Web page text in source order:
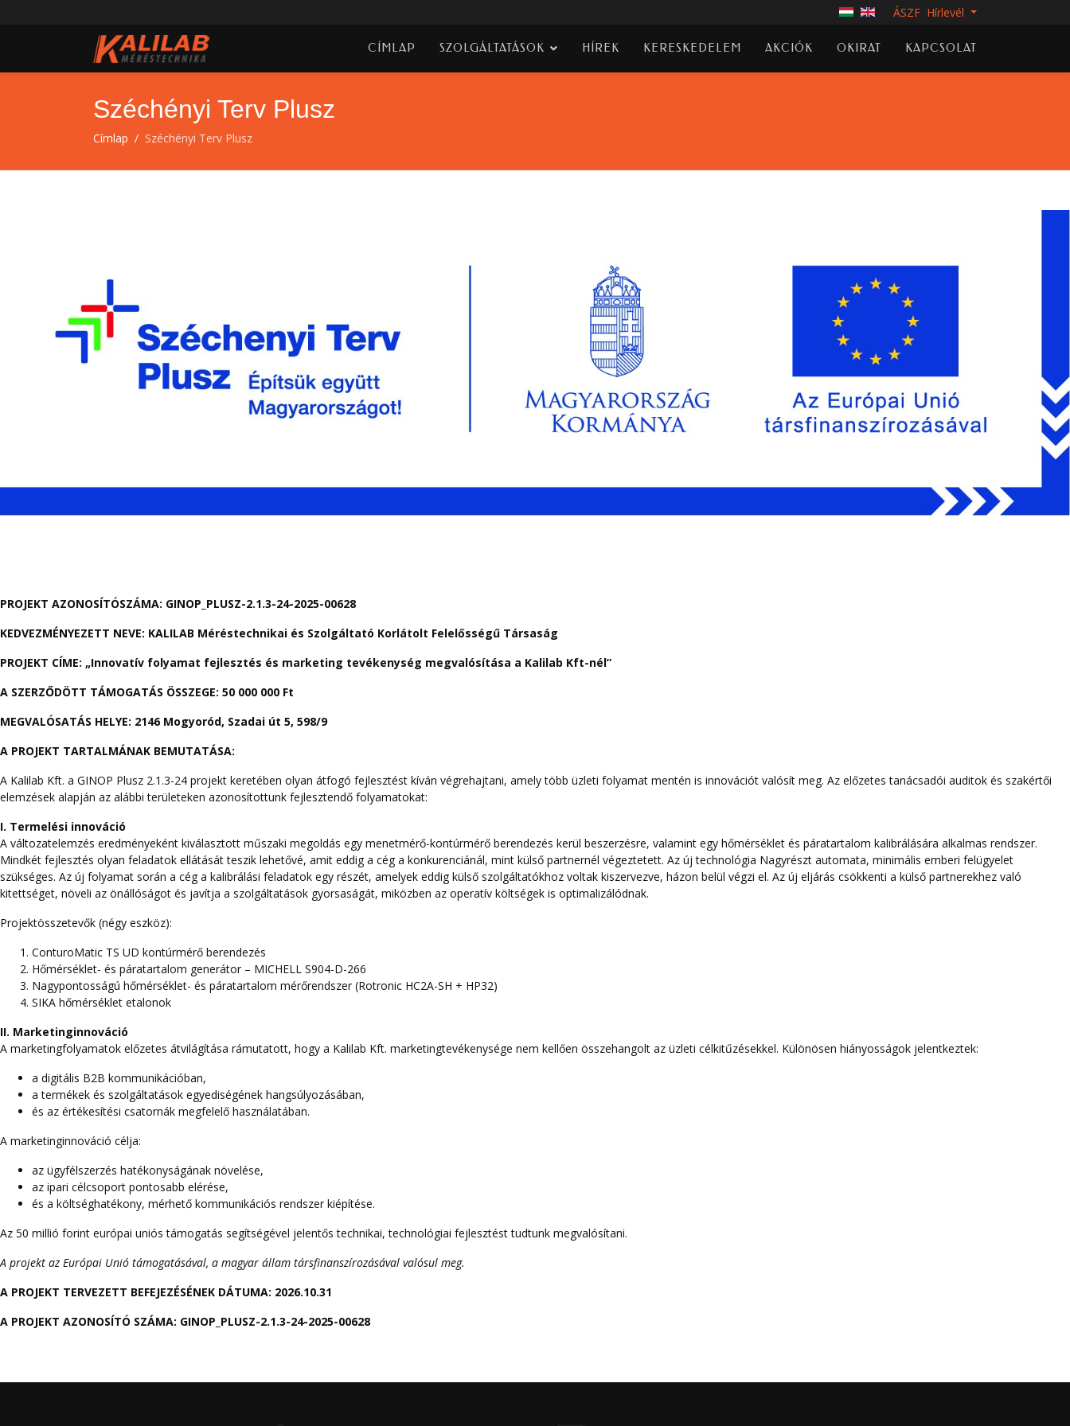
ÁSZF Hírlevél
CÍMLAP SZOLGÁLTATÁSOK HÍREK KERESKEDELEM AKCIÓK OKIRAT KAPCSOLAT
Széchényi Terv Plusz
Címlap Széchényi Terv Plusz
PROJEKT AZONOSÍTÓSZÁMA: GINOP_PLUSZ-2.1.3-24-2025-00628
KEDVEZMÉNYEZETT NEVE: KALILAB Méréstechnikai és Szolgáltató Korlátolt Felelősségű Társaság
PROJEKT CÍME: „Innovatív folyamat fejlesztés és marketing tevékenység megvalósítása a Kalilab Kft-nél”
A SZERZŐDÖTT TÁMOGATÁS ÖSSZEGE: 50 000 000 Ft
MEGVALÓSATÁS HELYE: 2146 Mogyoród, Szadai út 5, 598/9
A PROJEKT TARTALMÁNAK BEMUTATÁSA:
A Kalilab Kft. a GINOP Plusz 2.1.3-24 projekt keretében olyan átfogó fejlesztést kíván végrehajtani, amely több üzleti folyamat mentén is innovációt valósít meg. Az előzetes tanácsadói auditok és szakértői
elemzések alapján az alábbi területeken azonosítottunk fejlesztendő folyamatokat:
I. Termelési innováció
A változatelemzés eredményeként kiválasztott műszaki megoldás egy menetmérő-kontúrmérő berendezés kerül beszerzésre, valamint egy hőmérséklet és páratartalom kalibrálására alkalmas rendszer.
Mindkét fejlesztés olyan feladatok ellátását teszik lehetővé, amit eddig a cég a konkurenciánál, mint külső partnernél végeztetett. Az új technológia Nagyrészt automata, minimális emberi felügyelet
szükséges. Az új folyamat során a cég a kalibrálási feladatok egy részét, amelyek eddig külső szolgáltatókhoz voltak kiszervezve, házon belül végzi el. Az új eljárás csökkenti a külső partnerekhez való
kitettséget, növeli az önállóságot és javítja a szolgáltatások gyorsaságát, miközben az operatív költségek is optimalizálódnak.
Projektösszetevők (négy eszköz):
ConturoMatic TS UD kontúrmérő berendezés
Hőmérséklet- és páratartalom generátor – MICHELL S904-D-266
Nagypontosságú hőmérséklet- és páratartalom mérőrendszer (Rotronic HC2A-SH + HP32)
SIKA hőmérséklet etalonok
II. Marketinginnováció
A marketingfolyamatok előzetes átvilágítása rámutatott, hogy a Kalilab Kft. marketingtevékenysége nem kellően összehangolt az üzleti célkitűzésekkel. Különösen hiányosságok jelentkeztek:
a digitális B2B kommunikációban,
a termékek és szolgáltatások egyediségének hangsúlyozásában,
és az értékesítési csatornák megfelelő használatában.
A marketinginnováció célja:
az ügyfélszerzés hatékonyságának növelése,
az ipari célcsoport pontosabb elérése,
és a költséghatékony, mérhető kommunikációs rendszer kiépítése.
Az 50 millió forint európai uniós támogatás segítségével jelentős technikai, technológiai fejlesztést tudtunk megvalósítani.
A projekt az Európai Unió támogatásával, a magyar állam társfinanszírozásával valósul meg.
A PROJEKT TERVEZETT BEFEJEZÉSÉNEK DÁTUMA: 2026.10.31
A PROJEKT AZONOSÍTÓ SZÁMA: GINOP_PLUSZ-2.1.3-24-2025-00628